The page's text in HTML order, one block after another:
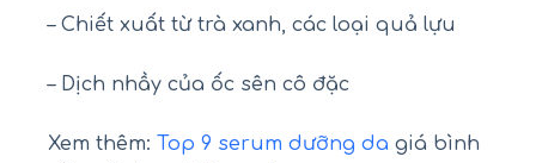
– Chiết xuất từ trà xanh, các loại quả lựu
– Dịch nhầy của ốc sên cô đặc
Xem thêm: Top 9 serum dưỡng da giá bình